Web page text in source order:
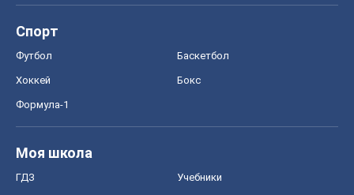
Спорт
Футбол Баскетбол
Хоккей Бокс
Формула-1
Моя школа
ГДЗ Учебники